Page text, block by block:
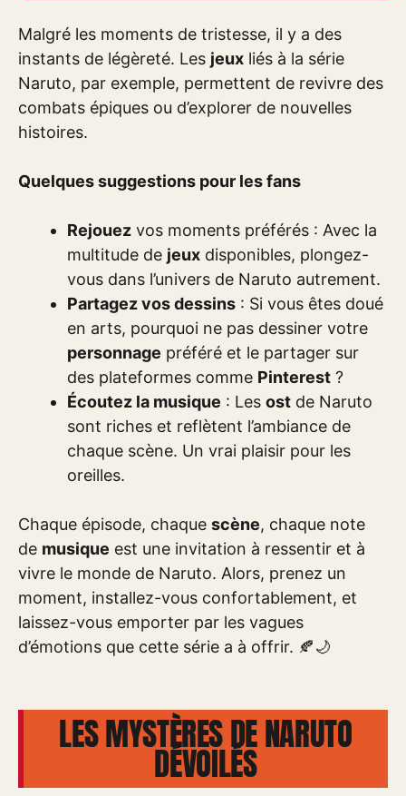
Malgré les moments de tristesse, il y a des
instants de légèreté. Les jeux liés à la série
Naruto, par exemple, permettent de revivre des
combats épiques ou d’explorer de nouvelles
histoires.
Quelques suggestions pour les fans
Rejouez vos moments préférés : Avec la
multitude de jeux disponibles, plongez-
vous dans l’univers de Naruto autrement.
Partagez vos dessins : Si vous êtes doué
en arts, pourquoi ne pas dessiner votre
personnage préféré et le partager sur
des plateformes comme Pinterest ?
Écoutez la musique : Les ost de Naruto
sont riches et reflètent l’ambiance de
chaque scène. Un vrai plaisir pour les
oreilles.
Chaque épisode, chaque scène, chaque note
de musique est une invitation à ressentir et à
vivre le monde de Naruto. Alors, prenez un
moment, installez-vous confortablement, et
laissez-vous emporter par les vagues
d’émotions que cette série a à offrir. 🍂🌙
LES MYSTÈRES DE NARUTO
DÉVOILÉS